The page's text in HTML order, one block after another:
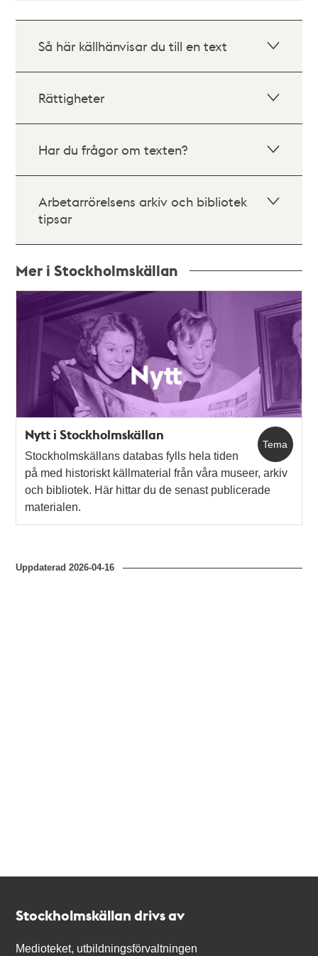
Så här källhänvisar du till en text
Rättigheter
Har du frågor om texten?
Arbetarrörelsens arkiv och bibliotek
tipsar
Mer i Stockholmskällan
Relaterade
poster
Tema
Nytt i Stockholmskällan
Stockholmskällans databas fylls hela tiden
på med historiskt källmaterial från våra museer, arkiv
och bibliotek. Här hittar du de senast publicerade
materialen.
Uppdaterad2026-04-16
Stockholmskällan drivs av
Medioteket, utbildningsförvaltningen